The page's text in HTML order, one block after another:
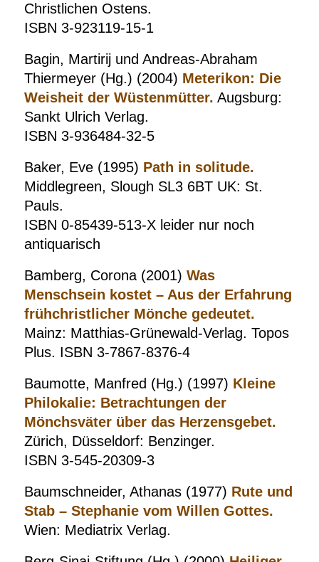
Christlichen Ostens.
ISBN 3-923119-15-1
Bagin, Martirij und Andreas-Abraham
Thiermeyer (Hg.) (2004) Meterikon: Die
Weisheit der Wüstenmütter. Augsburg:
Sankt Ulrich Verlag.
ISBN 3-936484-32-5
Baker, Eve (1995) Path in solitude.
Middlegreen, Slough SL3 6BT UK: St.
Pauls.
ISBN 0-85439-513-X leider nur noch
antiquarisch
Bamberg, Corona (2001) Was
Menschsein kostet – Aus der Erfahrung
frühchristlicher Mönche gedeutet.
Mainz: Matthias-Grünewald-Verlag. Topos
Plus. ISBN 3-7867-8376-4
Baumotte, Manfred (Hg.) (1997) Kleine
Philokalie: Betrachtungen der
Mönchsväter über das Herzensgebet.
Zürich, Düsseldorf: Benzinger.
ISBN 3-545-20309-3
Baumschneider, Athanas (1977) Rute und
Stab – Stephanie vom Willen Gottes.
Wien: Mediatrix Verlag.